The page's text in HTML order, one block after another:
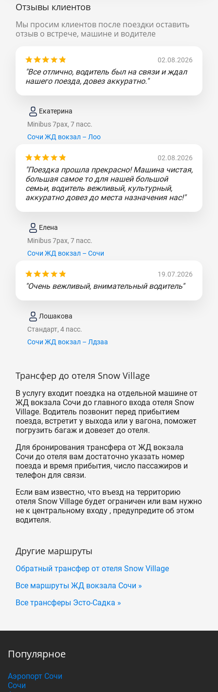
Отзывы клиентов
Мы просим клиентов после поездки оставить
отзыв о встрече, машине и водителе
02.08.2026
"Все отлично, водитель был на связи и ждал
нашего поезда, довез аккуратно."
Екатерина
Minibus 7pax, 7 пасс.
Сочи ЖД вокзал – Лоо
02.08.2026
"Поездка прошла прекрасно! Машина чистая,
большая самое то для нашей большой
семьи, водитель вежливый, культурный,
аккуратно довез до места назначения нас!"
Елена
Minibus 7pax, 7 пасс.
Сочи ЖД вокзал – Сочи
19.07.2026
"Очень вежливый, внимательный водитель"
Лошакова
Стандарт, 4 пасс.
Сочи ЖД вокзал – Лдзаа
Трансфер до отеля Snow Village
В услугу входит поездка на отдельной машине от
ЖД вокзала Сочи до главного входа отеля Snow
Village. Водитель позвонит перед прибытием
поезда, встретит у выхода или у вагона, поможет
погрузить багаж и довезет до отеля.
Для бронирования трансфера от ЖД вокзала
Сочи до отеля вам достаточно указать номер
поезда и время прибытия, число пассажиров и
телефон для связи.
Если вам известно, что въезд на территорию
отеля Snow Village будет ограничен или вам нужно
не к центральному входу , предупредите об этом
водителя.
Другие маршруты
Обратный трансфер от отеля Snow Village
Все маршруты ЖД вокзала Сочи »
Все трансферы Эсто-Садка »
Популярное
Аэропорт Сочи
Сочи